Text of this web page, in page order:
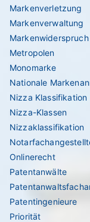
Markenverletzung
Markenverwaltung
Markenwiderspruch
Metropolen
Monomarke
Nationale
Nizza Klassifikation
Nizza-Klassen
Nizzaklassifikation
Onlinerecht
Patentanwälte
Patentingenieure
Priorität